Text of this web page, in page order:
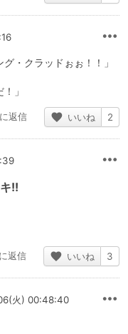
・クラッドぉぉ！！」
」
返信 いいね 2
!!
返信 いいね 3
火) 00:48:40